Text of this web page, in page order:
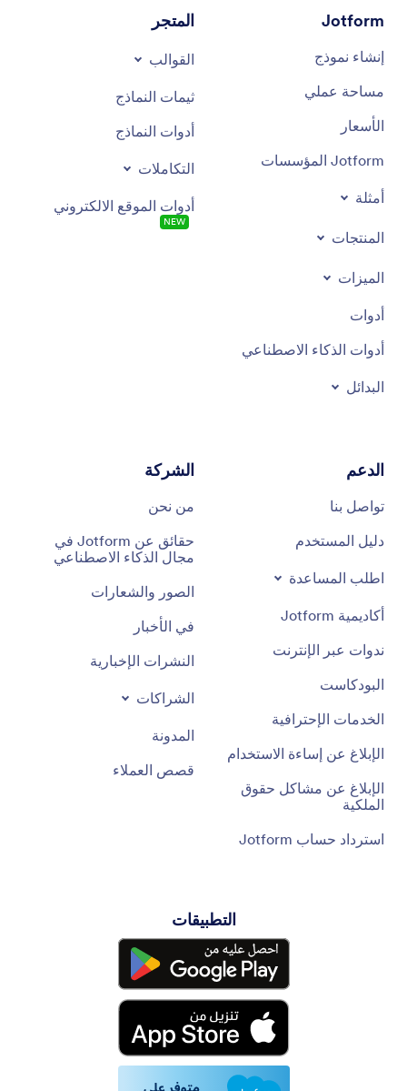
Jotform
إنشاء نموذج
مساحة عملي
الأسعار
Jotform المؤسسات
أمثلة
المنتجات
الميزات
أدوات
أدوات الذكاء الاصطناعي
البدائل
المتجر
القوالب
ثيمات النماذج
أدوات النماذج
التكاملات
أدوات الموقع الالكتروني
NEW
الدعم
تواصل بنا
دليل المستخدم
اطلب المساعدة
أكاديمية Jotform
ندوات عبر الإنترنت
البودكاست
الخدمات الإحترافية
الإبلاغ عن إساءة الاستخدام
الإبلاغ عن مشاكل حقوق
الملكية
استرداد حساب Jotform
الشركة
من نحن
حقائق عن Jotform في
مجال الذكاء الاصطناعي
الصور والشعارات
في الأخبار
النشرات الإخبارية
الشراكات
المدونة
قصص العملاء
التطبيقات